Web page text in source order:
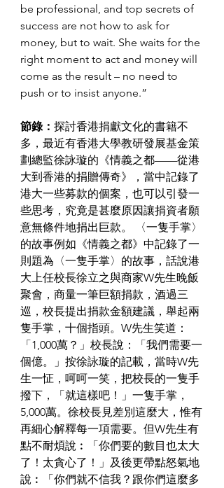
be professional, and top secrets of
success are not how to ask for
money, but to wait. She waits for the
right moment to act and money will
come as the result – no need to
push or to insist anyone.”
節錄： 探討香港捐獻文化的書籍不
多，最近有香港大學教研發展基金策
劃總監徐詠璇的《情義之都——從港
大到香港的捐贈傳奇》，當中記錄了
港大一些募款的個案，也可以引發一
些思考，究竟是甚麼原因讓捐資者願
意無條件地捐出巨款。
〈一隻手掌〉
的故事例如《情義之都》中記錄了一
則題為〈一隻手掌〉的故事，話說港
大上任校長徐立之與商家W先生晚飯
聚會，商量一筆巨額捐款，酒過三
巡，校長提出捐款金額建議，舉起兩
隻手掌，十個指頭。W先生笑道：
「1,000萬？」校長說：「我們需要一
個億。」按徐詠璇的記載，當時W先
生一怔，呵呵一笑，把校長的一隻手
撥下，「就這樣吧！」一隻手掌，
5,000萬。 徐校長見差別這麼大，惟有
再細心解釋每一項需要。但W先生有
點不耐煩說︰「你們要的數目也太大
了！太貪心了！」及後更帶點怒氣地
說︰「你們就不信我？跟你們這麼多